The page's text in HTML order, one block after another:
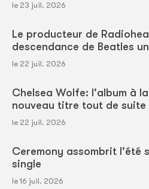
le 23 juil. 2026
Le producteur de
descendance de Beatles
le 22 juil. 2026
Chelsea Wolfe: l'album à
nouveau titre tout de suite
le 22 juil. 2026
Ceremony assombrit l'été
single
le 16 juil. 2026